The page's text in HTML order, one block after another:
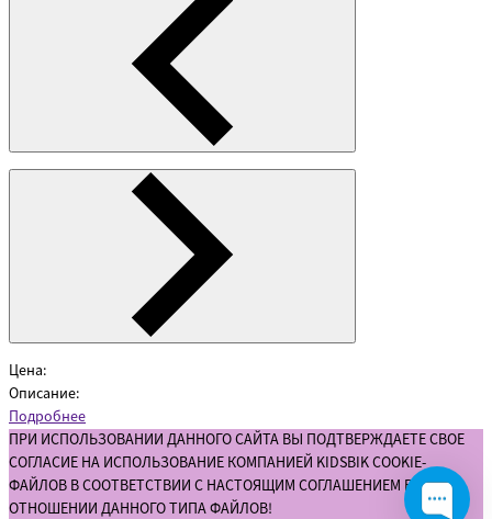
Цена:
Описание:
Подробнее
ПРИ ИСПОЛЬЗОВАНИИ ДАННОГО САЙТА ВЫ ПОДТВЕРЖДАЕТЕ СВОЕ
СОГЛАСИЕ НА ИСПОЛЬЗОВАНИЕ КОМПАНИЕЙ KIDSBIK COOKIE-
ФАЙЛОВ В СООТВЕТСТВИИ С НАСТОЯЩИМ СОГЛАШЕНИЕМ В
ОТНОШЕНИИ ДАННОГО ТИПА ФАЙЛОВ!